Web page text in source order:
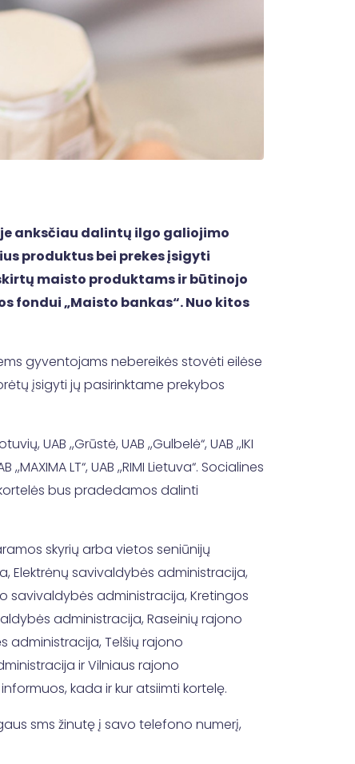
anksčiau dalintų ilgo galiojimo
produktus bei prekes įsigyti
maisto produktams ir būtinojo
„Maisto bankas“. Nuo kitos
gyventojams nebereikės stovėti eilėse
įsigyti jų pasirinktame prekybos
UAB ,,Grūstė, UAB ,,Gulbelė“, UAB ,,IKI
LT“, UAB ,,RIMI Lietuva“. Socialines
bus pradedamos dalinti
skyrių arba vietos seniūnijų
Elektrėnų savivaldybės administracija,
savivaldybės administracija, Kretingos
administracija, Raseinių rajono
administracija, Telšių rajono
ir Vilniaus rajono
kada ir kur atsiimti kortelę.
sms žinutę į savo telefono numerį,